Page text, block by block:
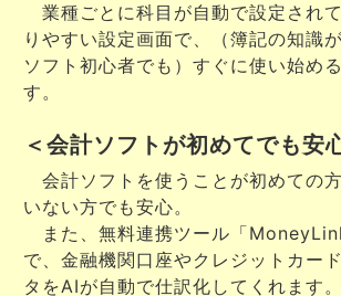
業種ごとに科目が自動で設定され
りやすい設定画面で、（簿記の知識
ソフト初心者でも）すぐに使い始め
す。
＜会計ソフトが初めてでも安
会計ソフトを使うことが初めての
いない方でも安心。
また、無料連携ツール「
で、金融機関口座やクレジットカー
タをAIが自動で仕訳化してくれます